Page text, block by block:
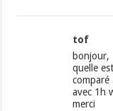
tof
bonjour,
quelle
comparé
avec 1h
merci